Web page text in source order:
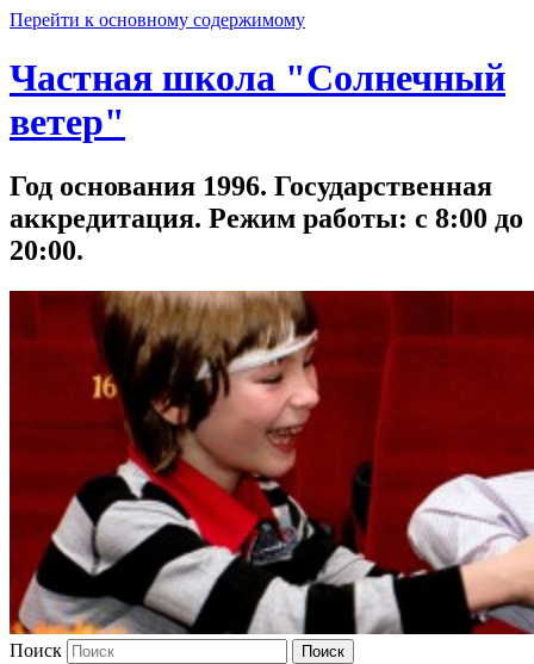
Перейти к основному содержимому
Частная школа "Солнечный
ветер"
Год основания 1996. Государственная
аккредитация. Режим работы: с 8:00 до
20:00.
Поиск